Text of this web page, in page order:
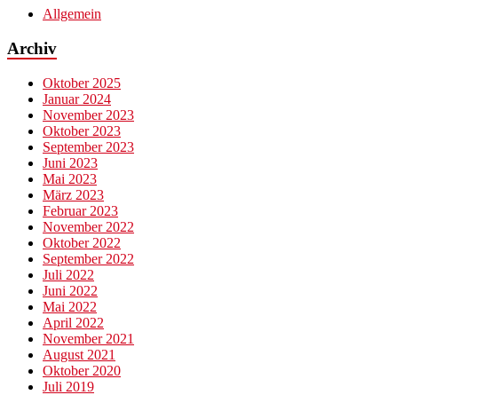
Allgemein
Archiv
Oktober 2025
Januar 2024
November 2023
Oktober 2023
September 2023
Juni 2023
Mai 2023
März 2023
Februar 2023
November 2022
Oktober 2022
September 2022
Juli 2022
Juni 2022
Mai 2022
April 2022
November 2021
August 2021
Oktober 2020
Juli 2019